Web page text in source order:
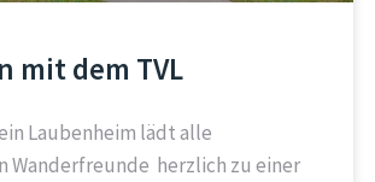
mit dem TVL
Laubenheim lädt alle
Wanderfreunde herzlich zu einer